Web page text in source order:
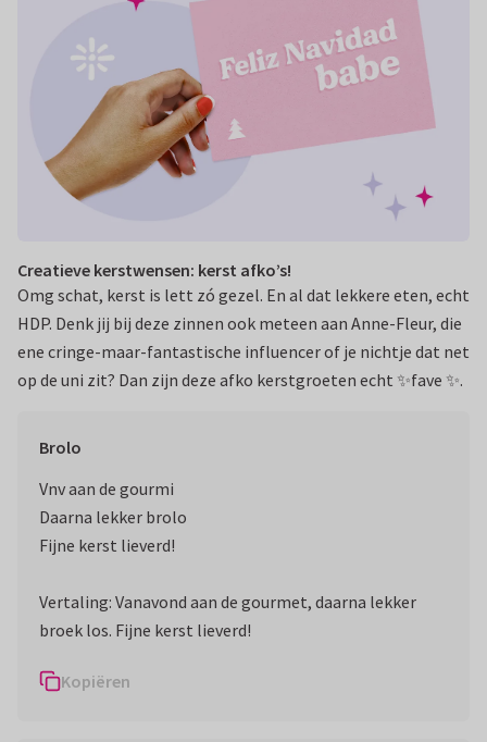
Creatieve kerstwensen: kerst afko’s!
Omg schat, kerst is lett zó gezel. En al dat lekkere eten, echt
HDP. Denk jij bij deze zinnen ook meteen aan Anne-Fleur, die
ene cringe-maar-fantastische influencer of je nichtje dat net
op de uni zit? Dan zijn deze afko kerstgroeten echt ✨fave ✨.
Brolo
Vnv aan de gourmi
Daarna lekker brolo
Fijne kerst lieverd!
Vertaling: Vanavond aan de gourmet, daarna lekker
broek los. Fijne kerst lieverd!
Kopiëren